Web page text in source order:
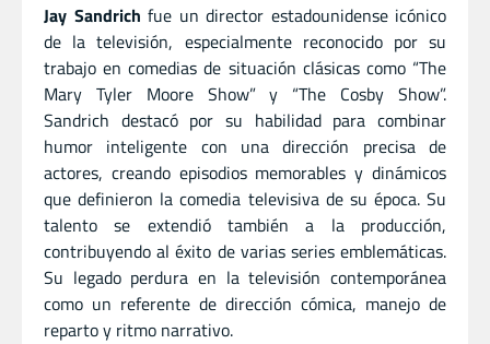
Jay Sandrich fue un director estadounidense icónico
de la televisión, especialmente reconocido por su
trabajo en comedias de situación clásicas como “The
Mary Tyler Moore Show” y “The Cosby Show”.
Sandrich destacó por su habilidad para combinar
humor inteligente con una dirección precisa de
actores, creando episodios memorables y dinámicos
que definieron la comedia televisiva de su época. Su
talento se extendió también a la producción,
contribuyendo al éxito de varias series emblemáticas.
Su legado perdura en la televisión contemporánea
como un referente de dirección cómica, manejo de
reparto y ritmo narrativo.